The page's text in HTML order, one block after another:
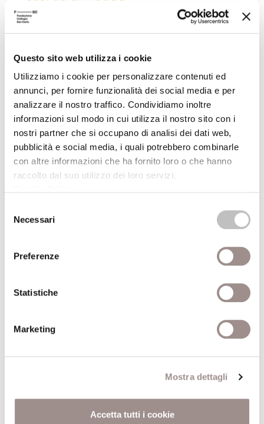
Questo sito web utilizza i cookie
Utilizziamo i cookie per personalizzare contenuti ed
annunci, per fornire funzionalità dei social media e per
analizzare il nostro traffico. Condividiamo inoltre
informazioni sul modo in cui utilizza il nostro sito con i
nostri partner che si occupano di analisi dei dati web,
pubblicità e social media, i quali potrebbero combinarle
con altre informazioni che ha fornito loro o che hanno
raccolto dal suo utilizzo dei loro servizi.
delNecessari
Preferenze
Statistiche
Marketing
Mostra dettagli
Accetta tutti i cookie
Filosofia nella pittura
07/06/2011
15/06/2011
Scuola Alti Studi